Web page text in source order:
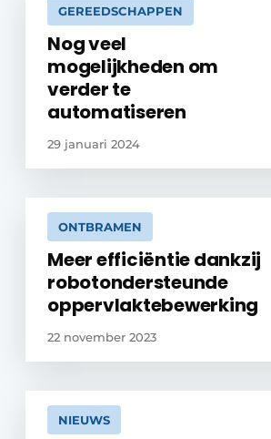
GEREEDSCHAPPEN
Nog veel
mogelijkheden om
verder te
automatiseren
29 januari 2024
ONTBRAMEN
Meer efficiëntie dankzij
robotondersteunde
oppervlaktebewerking
22 november 2023
NIEUWS